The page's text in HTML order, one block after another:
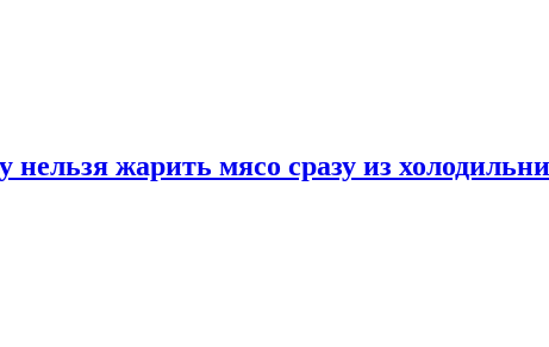
жарить мясо сразу из